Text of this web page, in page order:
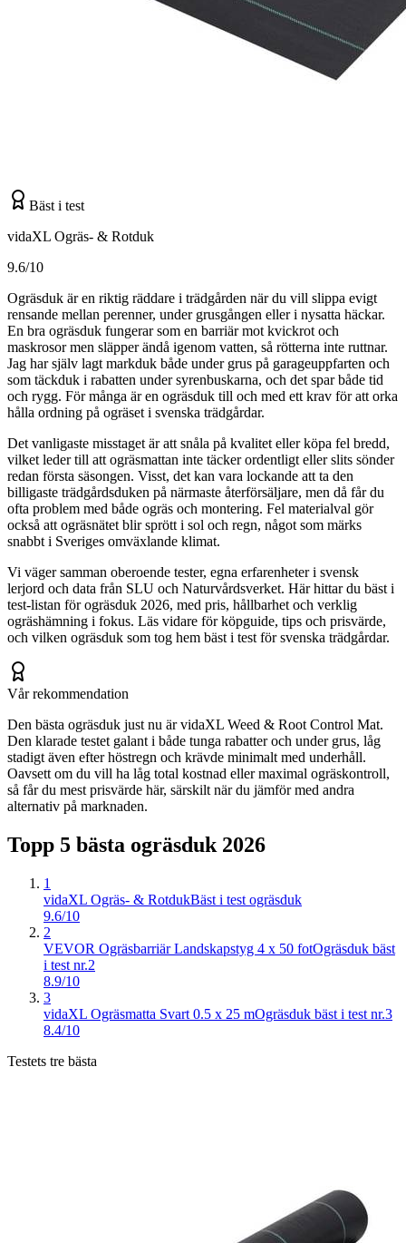
Bäst i test
vidaXL Ogräs- & Rotduk
9.6/10
Ogräsduk är en riktig räddare i trädgården när du vill slippa evigt
rensande mellan perenner, under grusgången eller i nysatta häckar.
En bra ogräsduk fungerar som en barriär mot kvickrot och
maskrosor men släpper ändå igenom vatten, så rötterna inte ruttnar.
Jag har själv lagt markduk både under grus på garageuppfarten och
som täckduk i rabatten under syrenbuskarna, och det spar både tid
och rygg. För många är en ogräsduk till och med ett krav för att orka
hålla ordning på ogräset i svenska trädgårdar.
Det vanligaste misstaget är att snåla på kvalitet eller köpa fel bredd,
vilket leder till att ogräsmattan inte täcker ordentligt eller slits sönder
redan första säsongen. Visst, det kan vara lockande att ta den
billigaste trädgårdsduken på närmaste återförsäljare, men då får du
ofta problem med både ogräs och montering. Fel materialval gör
också att ogräsnätet blir sprött i sol och regn, något som märks
snabbt i Sveriges omväxlande klimat.
Vi väger samman oberoende tester, egna erfarenheter i svensk
lerjord och data från SLU och Naturvårdsverket. Här hittar du bäst i
test-listan för ogräsduk 2026, med pris, hållbarhet och verklig
ogräshämning i fokus. Läs vidare för köpguide, tips och prisvärde,
och vilken ogräsduk som tog hem bäst i test för svenska trädgårdar.
Vår rekommendation
Den bästa ogräsduk just nu är vidaXL Weed & Root Control Mat.
Den klarade testet galant i både tunga rabatter och under grus, låg
stadigt även efter höstregn och krävde minimalt med underhåll.
Oavsett om du vill ha låg total kostnad eller maximal ogräskontroll,
så får du mest prisvärde här, särskilt när du jämför med andra
alternativ på marknaden.
Topp 5 bästa ogräsduk 2026
1
vidaXL Ogräs- & RotdukBäst i test ogräsduk
9.6/10
2
VEVOR Ogräsbarriär Landskapstyg 4 x 50 fotOgräsduk bäst
i test nr.2
8.9/10
3
vidaXL Ogräsmatta Svart 0.5 x 25 mOgräsduk bäst i test nr.3
8.4/10
Testets tre bästa